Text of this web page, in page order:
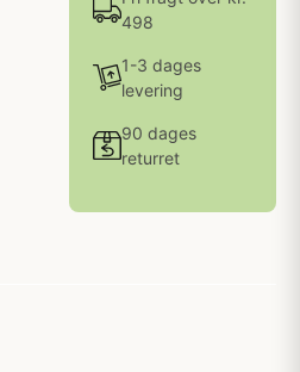
498
1-3 dages
levering
90 dages
returret